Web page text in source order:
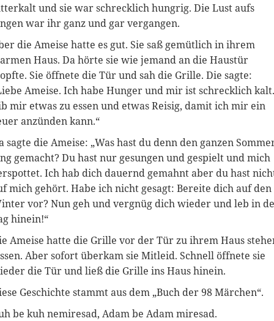
und sie war schrecklich hungrig. Die Lust aufs
war ihr ganz und gar vergangen.
die Ameise hatte es gut. Sie saß gemütlich in ihrem
Haus. Da hörte sie wie jemand an die Haustür
Sie öffnete die Tür und sah die Grille. Die sagte:
Ameise. Ich habe Hunger und mir ist schrecklich kalt.
mir etwas zu essen und etwas Reisig, damit ich mir ein
anzünden kann.“
sagte die Ameise: „Was hast du denn den ganzen
gemacht? Du hast nur gesungen und gespielt und mich
Ich hab dich dauernd gemahnt aber du hast
mich gehört. Habe ich nicht gesagt: Bereite dich auf den
vor? Nun geh und vergnüg dich wieder und leb in
hinein!“
Ameise hatte die Grille vor der Tür zu ihrem Haus
Aber sofort überkam sie Mitleid. Schnell öffnete sie
die Tür und ließ die Grille ins Haus hinein.
Geschichte stammt aus dem „Buch der 98 Märchen“.
be kuh nemiresad, Adam be Adam miresad.